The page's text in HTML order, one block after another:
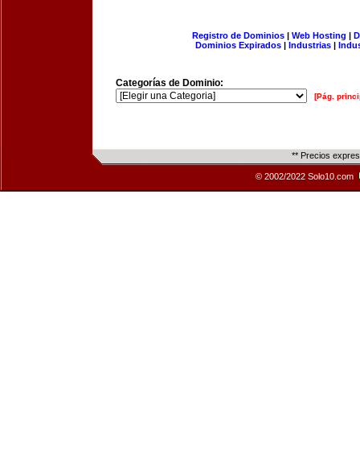
Registro de Dominios| Web Hosting |
Dominios Expirados | Industrias |
Categorías de Dominio:
[Pág.
** Precios
© 2002/2022 Solo10.com